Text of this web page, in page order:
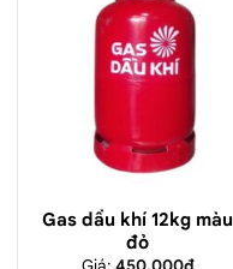
Gas dầu khí 12kg màu
đỏ